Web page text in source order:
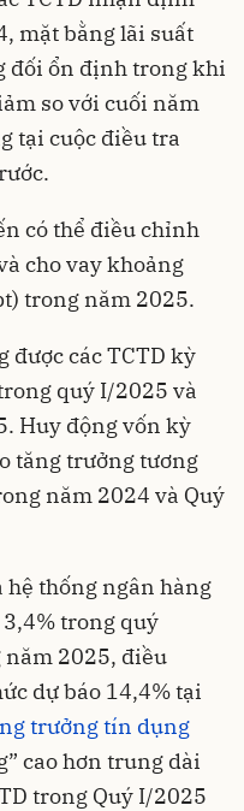
mặt bằng lãi suất
đối ổn định trong khi
so với cuối năm
tại cuộc điều tra
có thể điều chỉnh
cho vay khoảng
trong năm 2025.
được các TCTD kỳ
quý I/2025 và
Huy động vốn kỳ
tăng trưởng tương
năm 2024 và Quý
hệ thống ngân hàng
3,4% trong quý
2025, điều
dự báo 14,4% tại
trưởng tín dụng
cao hơn trung dài
trong Quý I/2025